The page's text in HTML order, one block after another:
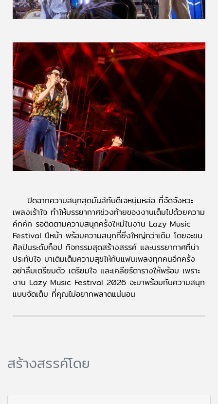
ปิดฉากความสนุกสุดมันส์กับดีเจหนุ่มหล่อ ที่จัดจังหวะ
เพลงเร้าใจ ทำให้บรรยากาศช่วงท้ายของงานเต็มไปด้วยความ
คึกคัก รอติดตามความสนุกครั้งใหม่ในงาน Lazy Music
Festival ปีหน้า พร้อมความสนุกที่ยิ่งใหญ่กว่าเดิม โดยจะขน
ศิลปินระดับท็อป กิจกรรมสุดสร้างสรรค์ และบรรยากาศที่น่า
ประทับใจ มาเติมเต็มความสุขให้กับแฟนเพลงทุกคนอีกครั้ง
อย่าลืมเตรียมตัว เตรียมใจ และเคลียร์ตารางให้พร้อม เพราะ
งาน Lazy Music Festival 2026 จะมาพร้อมกับความสนุก
แบบจัดเต็ม ที่คุณไม่อยากพลาดแน่นอน
สร้างสรรค์โดย